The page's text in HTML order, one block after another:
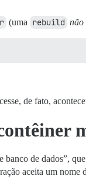
(uma rebuild não
de fato,
de dados”,
aceita um nome